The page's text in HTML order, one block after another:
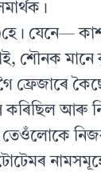
যেনে—
শৌনক
ফ্ৰেজাৰে
কৰিছিল আৰু
তেওঁলোকে